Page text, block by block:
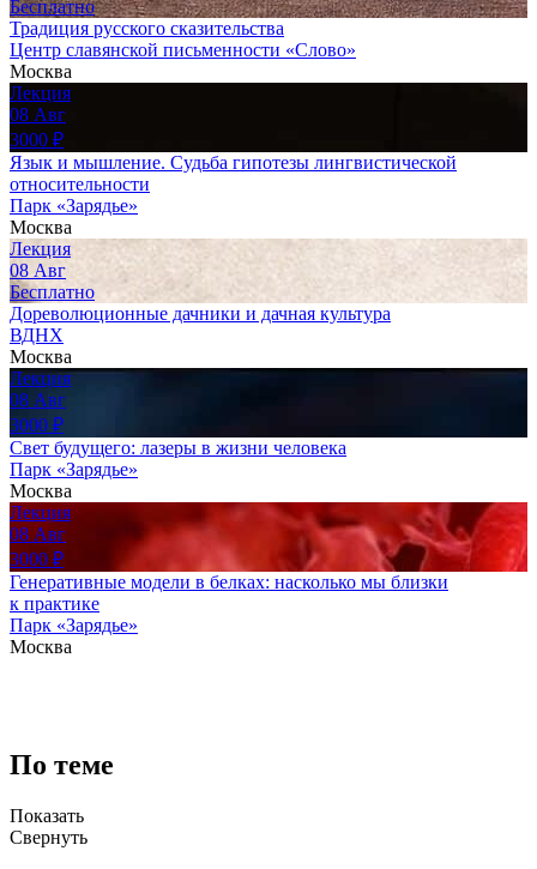
Бесплатно
Традиция русского сказительства
Центр славянской письменности «Слово»
Москва
Лекция
08 Авг
3000 ₽
Язык и мышление. Судьба гипотезы лингвистической
относительности
Парк «Зарядье»
Москва
Лекция
08 Авг
Бесплатно
Дореволюционные дачники и дачная культура
ВДНХ
Москва
Лекция
08 Авг
3000 ₽
Свет будущего: лазеры в жизни человека
Парк «Зарядье»
Москва
Лекция
08 Авг
3000 ₽
Генеративные модели в белках: насколько мы близки
к практике
Парк «Зарядье»
Москва
По теме
Показать
Свернуть